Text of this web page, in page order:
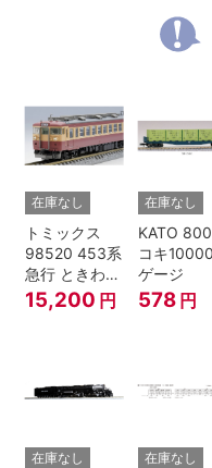
在庫なし
トミックス
98520 453系
急行 ときわ
基本4両セッ
ト Nゲージ
15,200 円
在庫なし
KATO
コキ
ゲージ
578 円
在庫なし 在庫なし